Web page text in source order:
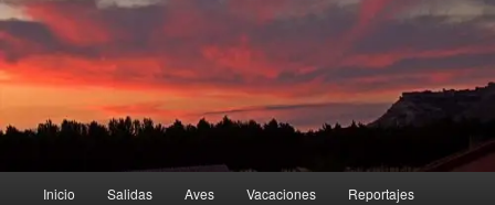
Inicio Salidas Aves Vacaciones Reportajes